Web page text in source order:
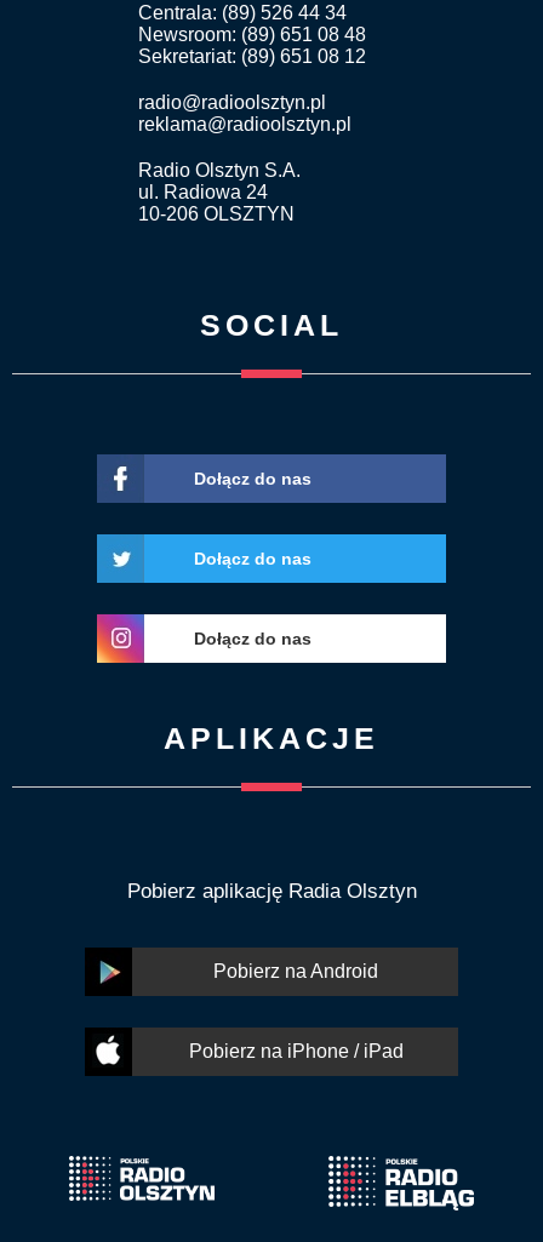
Centrala: (89) 526 44 34
Newsroom: (89) 651 08 48
Sekretariat: (89) 651 08 12
radio@radioolsztyn.pl
reklama@radioolsztyn.pl
Radio Olsztyn S.A.
ul. Radiowa 24
10-206 OLSZTYN
SOCIAL
Dołącz do nas
Dołącz do nas
Dołącz do nas
APLIKACJE
Pobierz aplikację Radia Olsztyn
Pobierz na Android
Pobierz na iPhone / iPad